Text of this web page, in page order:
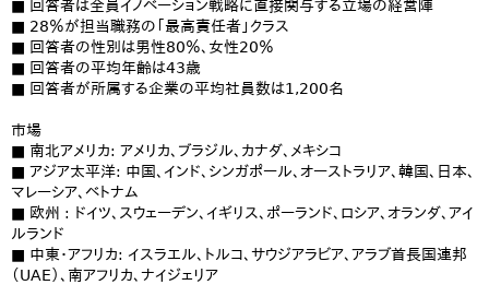
■ 回答者は全員イノベーション戦略に直接関与する立場の経営陣
■ 28％が担当職務の「最高責任者」クラス
■ 回答者の性別は男性80％、女性20％
■ 回答者の平均年齢は43歳
■ 回答者が所属する企業の平均社員数は1,200名
市場
■ 南北アメリカ: アメリカ、ブラジル、カナダ、メキシコ
■ アジア太平洋: 中国、インド、シンガポール、オーストラリア、韓国、日本、
マレーシア、ベトナム
■ 欧州 : ドイツ、スウェーデン、イギリス、ポーランド、ロシア、オランダ、アイ
ルランド
■ 中東・アフリカ: イスラエル、トルコ、サウジアラビア、アラブ首長国連邦
（UAE）、南アフリカ、ナイジェリア